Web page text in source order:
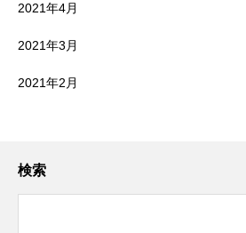
2021年4月
2021年3月
2021年2月
検索